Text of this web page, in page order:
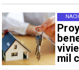
mil